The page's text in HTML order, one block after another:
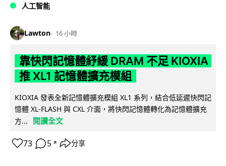
人工智能
Lawton 16 小時
靠快閃記憶體紓緩 DRAM 不足 KIOXIA
推 XL1 記憶體擴充模組
KIOXIA 發表全新記憶體擴充模組 XL1 系列，結合低延遲快閃記
憶體 XL-FLASH 與 CXL 介面，將快閃記憶體轉化為記憶體擴充
方...
閱讀全文
73 5 ↗ 分享